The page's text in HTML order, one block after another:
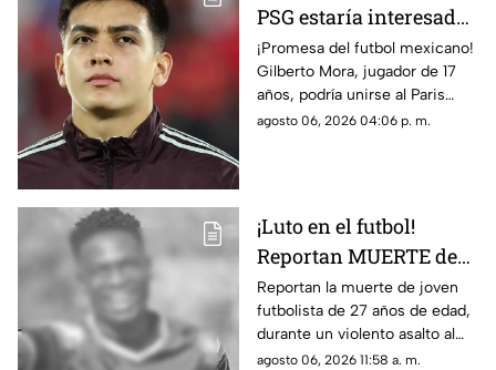
PSG estaría interesado
en Gilberto Mora meses
antes de cumplir 18
años
¡Promesa del futbol mexicano!
Gilberto Mora, jugador de 17
años, podría unirse al Paris
Saint-Germain. Conoce los
agosto 06, 2026 04:06 p. m.
¡Luto en el futbol!
Reportan MUERTE de
famoso FUTBOLISTA a
los 27 años durante
ASALTO; esto se sabe
Reportan la muerte de joven
futbolista de 27 años de edad,
durante un violento asalto al
que se resistió, te damos los
agosto 06, 2026 11:58 a. m.